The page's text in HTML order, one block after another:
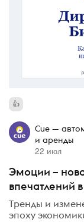
Cue —
и аренды
22 июл
Эмоции –
впечатлений
Тренды и
эпоху